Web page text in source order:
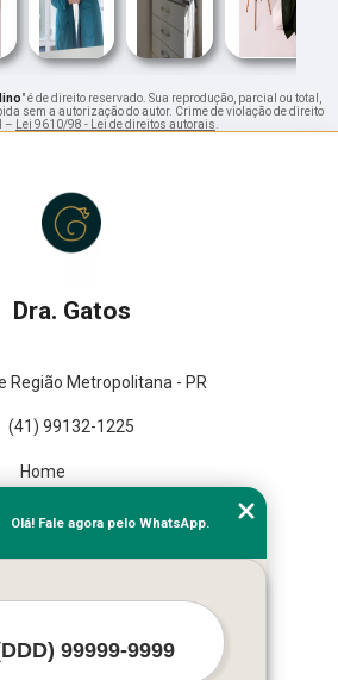
" é de direito reservado. Sua reprodução, parcial ou total,
sem a autorização do autor. Crime de violação de direito
–
Lei 9610/98 - Lei de direitos autorais
Dra. Gatos
Região Metropolitana - PR
(41) 99132-1225
Home
Missão
Olá! Fale agora pelo WhatsApp.